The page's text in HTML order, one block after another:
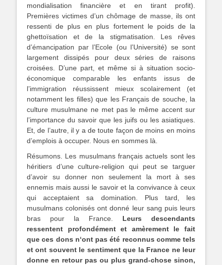
mondialisation financière et en tirant profit).
Premières victimes d’un chômage de masse, ils ont
ressenti de plus en plus fortement le poids de la
ghettoïsation et de la stigmatisation. Les rêves
d’émancipation par l’Ecole (ou l’Université) se sont
largement dissipés pour deux séries de raisons
croisées. D’une part, et même si à situation socio-
économique comparable les enfants issus de
l’immigration réussissent mieux scolairement (et
notamment les filles) que les Français de souche, la
culture musulmane ne met pas le même accent sur
l’importance du savoir que les juifs ou les asiatiques.
Et, de l’autre, il y a de toute façon de moins en moins
d’emplois à occuper. Nous en sommes là.
Résumons. Les musulmans français actuels sont les
héritiers d’une culture-religion qui peut se targuer
d’avoir su donner non seulement la mort à ses
ennemis mais aussi le savoir et la convivance à ceux
qui acceptaient sa domination. Plus tard, les
musulmans colonisés ont donné leur sang puis leurs
bras pour la France. Leurs descendants
ressentent profondément et amèrement le fait
que ces dons n‘ont pas été reconnus comme tels
et ont souvent le sentiment que la France ne leur
donne en retour pas ou plus grand-chose sinon,